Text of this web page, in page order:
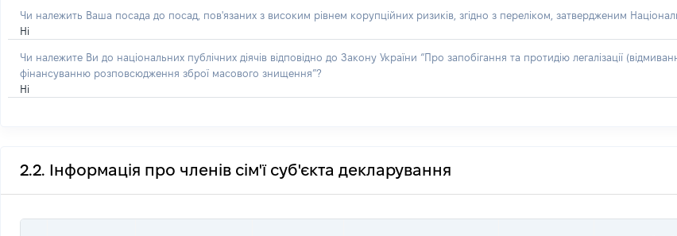
Чи належить Ваша посада до посад, пов'язаних з високим рівнем корупційних ризиків, згідно з переліком, затвердженим
Ні
Чи належите Ви до національних публічних діячів відповідно до Закону України “Про запобігання та протидію легалізації
фінансуванню розповсюдження зброї масового знищення”?
Ні
2.2. Інформація про членів сім'ї суб'єкта декларування